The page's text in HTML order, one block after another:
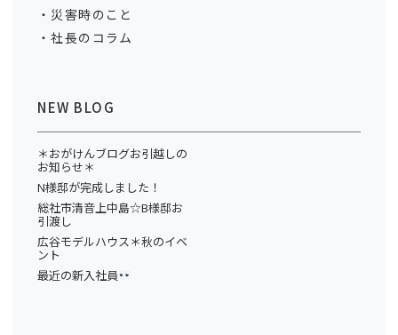
災害時のこと
社長のコラム
NEW BLOG
＊おがけんブログお引越しの
お知らせ＊
N様邸が完成しました！
総社市清音上中島☆B様邸お
引渡し
広谷モデルハウス＊秋のイベ
ント
最近の新入社員